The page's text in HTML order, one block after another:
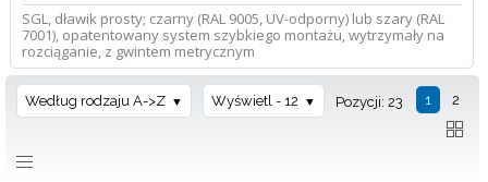
SGL, dławik prosty; czarny (RAL 9005, UV-odporny) lub szary (RAL
7001), opatentowany system szybkiego montażu, wytrzymały na
rozciąganie, z gwintem metrycznym
1 2
Według rodzaju A->Z Wyświetl - 12 Pozycji: 23